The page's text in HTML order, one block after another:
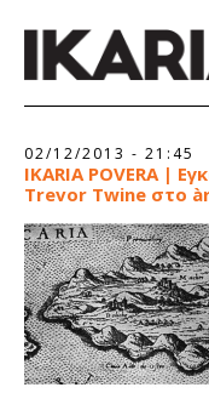
02/12/2013 - 21:45
IKARIA POVERA |
Trevor Twine στο